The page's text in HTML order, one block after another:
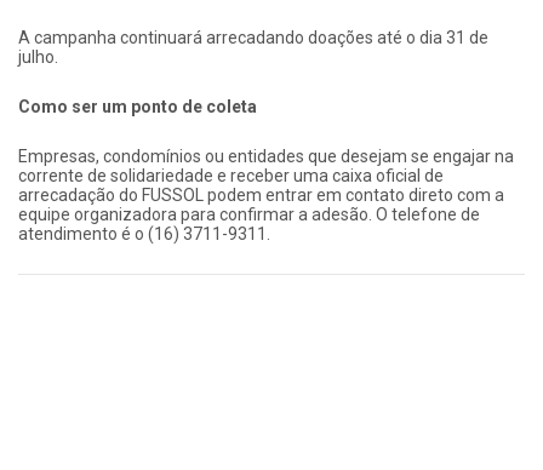
A campanha continuará arrecadando doações até o dia 31 de
julho.
Como ser um ponto de coleta
Empresas, condomínios ou entidades que desejam se engajar na
corrente de solidariedade e receber uma caixa oficial de
arrecadação do FUSSOL podem entrar em contato direto com a
equipe organizadora para confirmar a adesão. O telefone de
atendimento é o (16) 3711-9311.